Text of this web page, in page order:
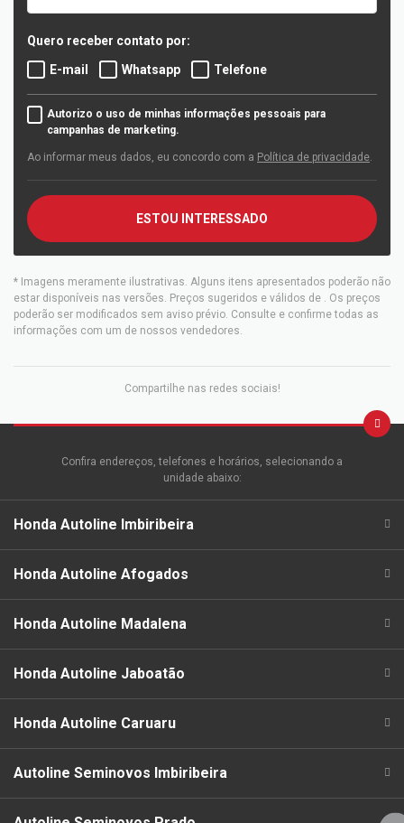
Quero receber contato por:
E-mail
Whatsapp Telefone
Autorizo o uso de minhas informações pessoais para
campanhas de marketing.
Ao informar meus dados, eu concordo com a Política de privacidade
ESTOU INTERESSADO
* Imagens meramente ilustrativas. Alguns itens apresentados poderão não
estar disponíveis nas versões. Preços sugeridos e válidos de
. Os preços
poderão ser modificados sem aviso prévio. Consulte e confirme todas as
informações com um de nossos vendedores.
Compartilhe nas redes sociais!
Confira endereços, telefones e horários, selecionando a
unidade abaixo:
Honda Autoline Imbiribeira
Honda Autoline Afogados
Honda Autoline Madalena
Honda Autoline Jaboatão
Honda Autoline Caruaru
Autoline Seminovos Imbiribeira